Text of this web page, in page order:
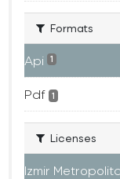
Formats
Api 1
Pdf 1
Licenses
Izmir